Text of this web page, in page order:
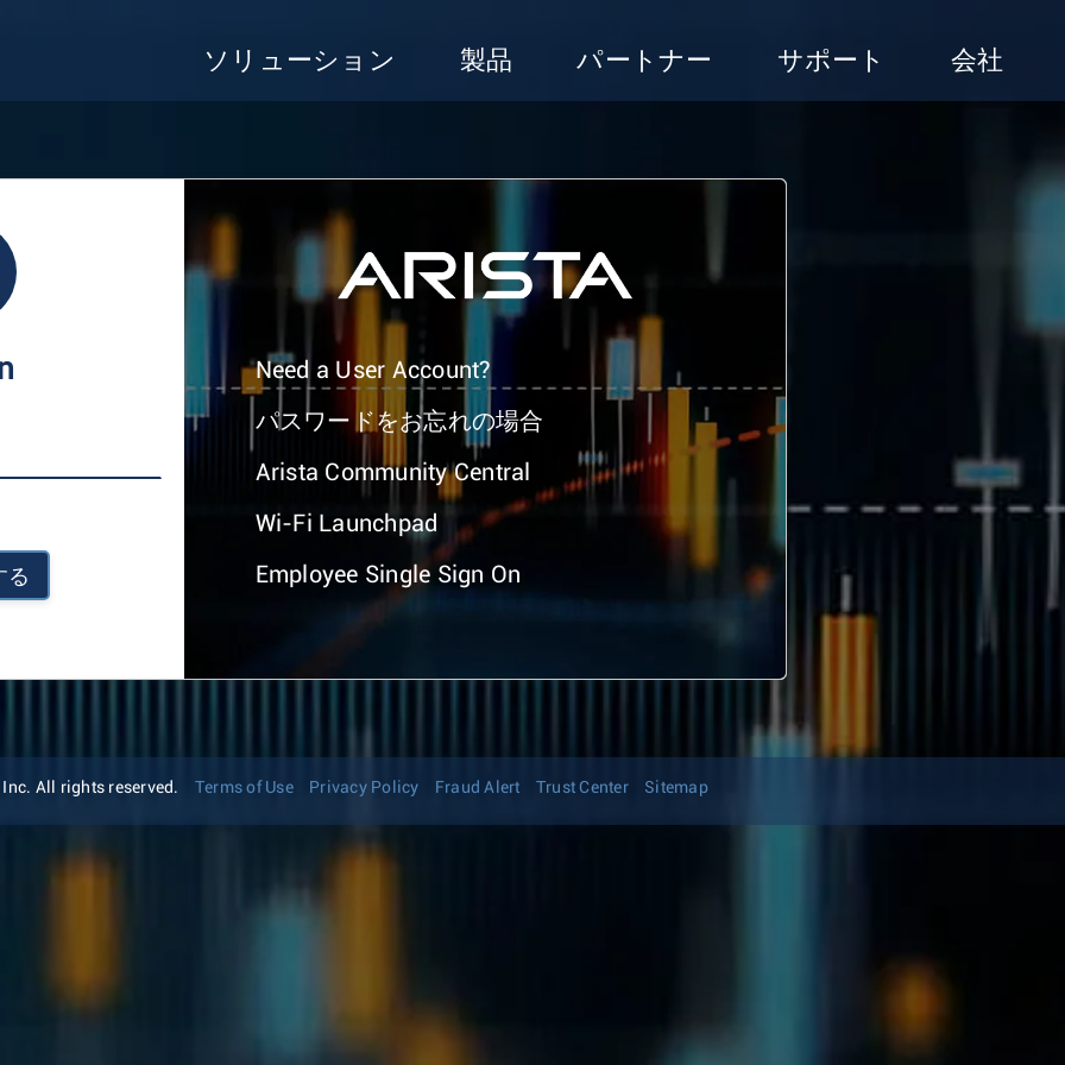
ソリューション 製品 パートナー サポート 会社
る
Need a User Account?
パスワードをお忘れの場合
Arista Community Central
Wi-Fi Launchpad
Employee Single Sign On
All rights reserved. Terms of Use Privacy Policy Fraud Alert Trust Center Sitemap